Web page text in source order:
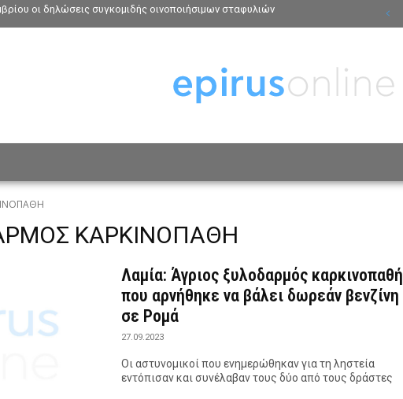
οι δηλώσεις συγκομιδής οινοποιήσιμων σταφυλιών
ΚΑΡΚΙΝΟΠΑΘΗ
Λαμία: Άγριος ξυλοδαρμός καρκινοπαθή
που αρνήθηκε να βάλει δωρεάν βενζίνη
σε Ρομά
27.09.2023
Οι αστυνομικοί που ενημερώθηκαν για τη ληστεία
εντόπισαν και συνέλαβαν τους δύο από τους δράστες